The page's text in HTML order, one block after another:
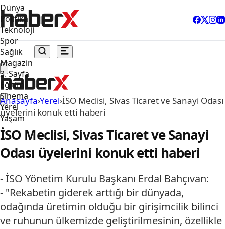
Dünya
Politika
Teknoloji
Spor
Sağlık
Magazin
3. Sayfa
Eğitim
Sinema
Yerel
Yaşam
Anasayfa›Yerel›İSO Meclisi, Sivas Ticaret ve Sanayi Odası
üyelerini konuk etti haberi
İSO Meclisi, Sivas Ticaret ve Sanayi
Odası üyelerini konuk etti haberi
- İSO Yönetim Kurulu Başkanı Erdal Bahçıvan:
- "Rekabetin giderek arttığı bir dünyada,
odağında üretimin olduğu bir girişimcilik bilinci
ve ruhunun ülkemizde geliştirilmesinin, özellikle